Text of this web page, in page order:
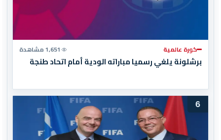
كورة عالمية 1,651 مشاهدة
برشلونة يلغي رسميا مباراته الودية أمام اتحاد طنجة
6